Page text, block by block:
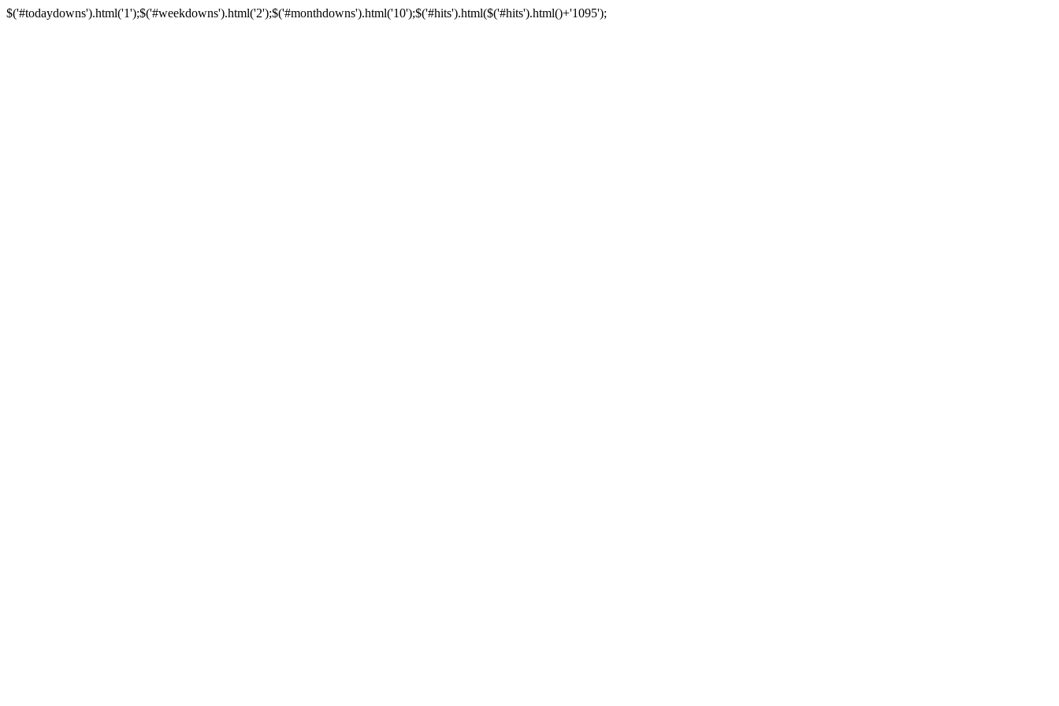
$('#todaydowns').html('1');$('#weekdowns').html('2');$('#monthdowns').html('10');$('#hits').html($('#hits').html()+'1095');